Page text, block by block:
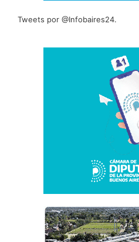
Tweets por @Infobaires24.